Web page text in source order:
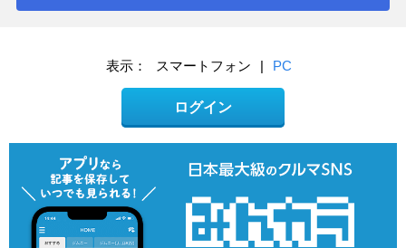
表示： スマートフォン | PC
ログイン